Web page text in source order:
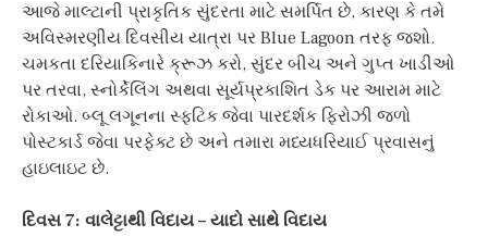
આજે માલ્ટાની પ્રાકૃતિક સુંદરતા માટે સમર્પિત છે, કારણ કે તમે
અવિસ્મરણીય દિવસીય યાત્રા પર Blue Lagoon તરફ જશો.
ચમકતા દરિયાકિનારે ક્રૂઝ કરો, સુંદર બીચ અને ગુપ્ત ખાડીઓ
પર તરવા, સ્નોર્કેલિંગ અથવા સૂર્યપ્રકાશિત ડેક પર આરામ માટે
રોકાઓ. બ્લૂ લગૂનના સ્ફટિક જેવા પારદર્શક ફિરોઝી જળો
પોસ્ટકાર્ડ જેવા પરફેક્ટ છે અને તમારા મધ્યધરિયાઈ પ્રવાસનું
હાઇલાઇટ છે.
દિવસ 7: વાલેટ્ટાથી વિદાય – યાદો સાથે વિદાય